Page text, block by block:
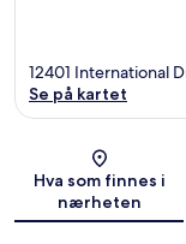
12401 International
Se på kartet
Hva som finnes i
nærheten